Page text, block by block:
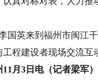
英来到福州市闽江干
程建设者现场交流互
月3日电（记者梁军）